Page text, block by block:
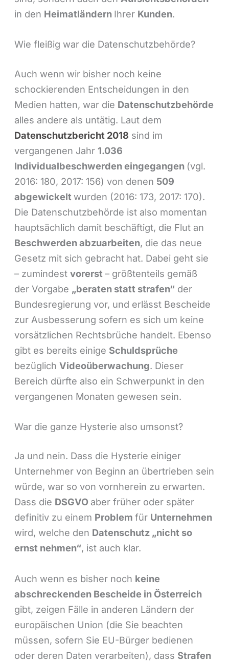
in den Heimatländern Ihrer Kunden.
Wie fleißig war die Datenschutzbehörde?
Auch wenn wir bisher noch keine
schockierenden Entscheidungen in den
Medien hatten, war die Datenschutzbehörde
alles andere als untätig. Laut dem
Datenschutzbericht 2018 sind im
vergangenen Jahr 1.036
Individualbeschwerden eingegangen (vgl.
2016: 180, 2017: 156) von denen 509
abgewickeltwurden (2016: 173, 2017: 170).
Die Datenschutzbehörde ist also momentan
hauptsächlich damit beschäftigt, die Flut an
Beschwerden abzuarbeiten, die das neue
Gesetz mit sich gebracht hat. Dabei geht sie
– zumindestvorerst– größtenteils gemäß
der Vorgabe „beraten statt strafen“ der
Bundesregierung vor, und erlässt Bescheide
zur Ausbesserung sofern es sich um keine
vorsätzlichen Rechtsbrüche handelt. Ebenso
gibt es bereits einige Schuldsprüche
bezüglichVideoüberwachung. Dieser
Bereich dürfte also ein Schwerpunkt in den
vergangenen Monaten gewesen sein.
War die ganze Hysterie also umsonst?
Ja und nein. Dass die Hysterie einiger
Unternehmer von Beginn an übertrieben sein
würde, war so von vornherein zu erwarten.
Dass die DSGVO aber früher oder später
definitiv zu einem Problemfür Unternehmen
wird, welche den Datenschutz „nicht so
ernst nehmen“, ist auch klar.
Auch wenn es bisher noch keine
abschreckenden Bescheide in Österreich
gibt, zeigen Fälle in anderen Ländern der
europäischen Union (die Sie beachten
müssen, sofern Sie EU-Bürger bedienen
oder deren Daten verarbeiten), dass Strafen